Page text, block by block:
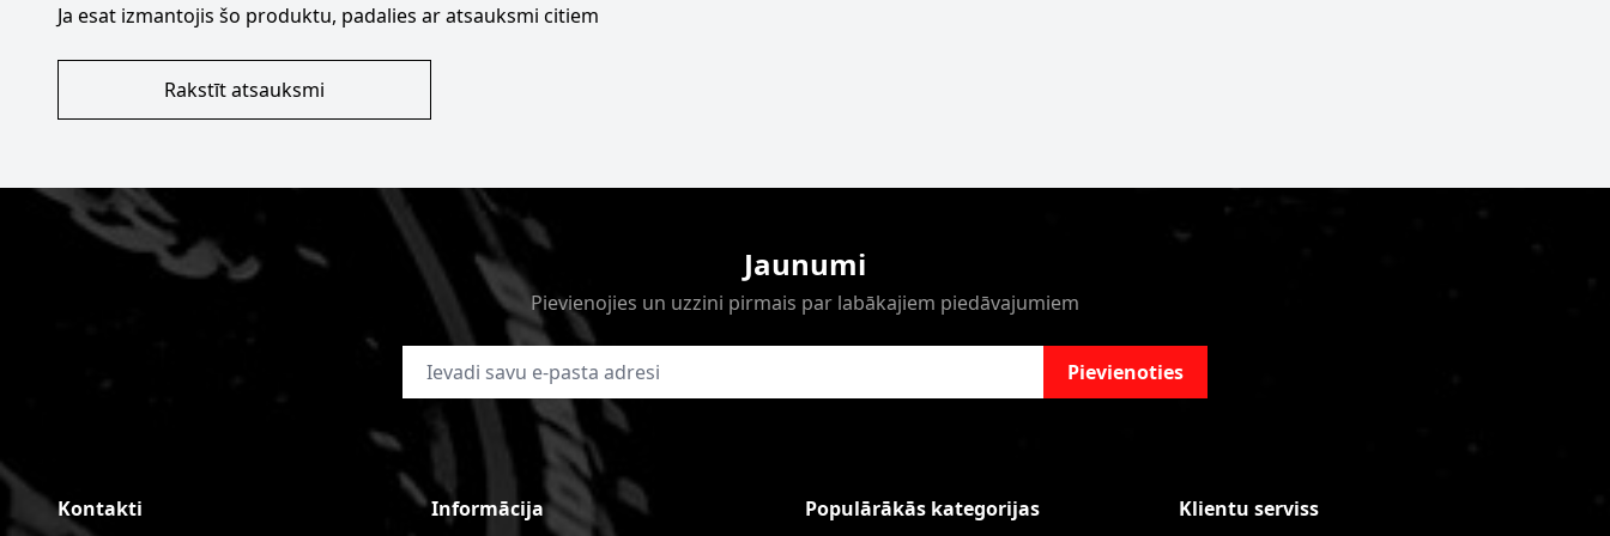
Ja esat izmantojis šo produktu, padalies ar atsauksmi citiem
Rakstīt atsauksmi
Jaunumi
Pievienojies un uzzini pirmais par labākajiem piedāvajumiem
E-pasta adrese Pievienoties
Kontakti Informācija Populārākās kategorijas Klientu serviss